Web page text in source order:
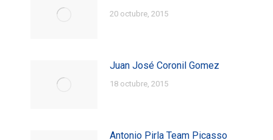
20 octubre, 2015
Juan José Coronil Gomez
18 octubre, 2015
Antonio Pirla Team Picasso